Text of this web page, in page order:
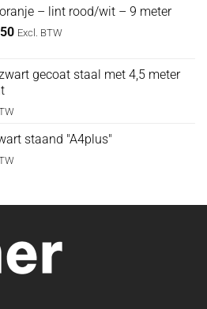
€ 89,00.– lint rood/wit – 9 meter
Huidige
€ 42,50.
Excl. BTW
gecoat staal met 4,5 meter
staand "A4plus"